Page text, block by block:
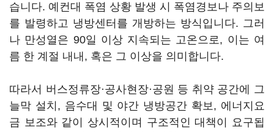
습니다. 예컨대 폭염 상황 발생 시 폭염경보나 주의보
를 발령하고 냉방센터를 개방하는 방식입니다. 그러
나 만성열은 90일 이상 지속되는 고온으로, 이는 여
름 한 계절 내내, 혹은 그 이상을 의미합니다.
따라서 버스정류장·공사현장·공원 등 취약 공간에 그
늘막 설치, 음수대 및 야간 냉방공간 확보, 에너지요
금 보조와 같이 상시적이며 구조적인 대책이 요구됩